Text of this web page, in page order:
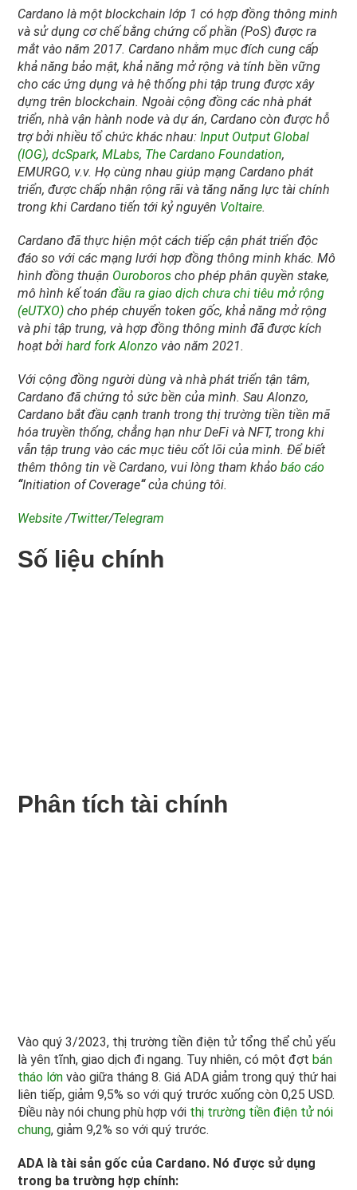
Cardano là một blockchain lớp 1 có hợp đồng thông minh
và sử dụng cơ chế bằng chứng cổ phần (PoS) được ra
mắt vào năm 2017. Cardano nhằm mục đích cung cấp
khả năng bảo mật, khả năng mở rộng và tính bền vững
cho các ứng dụng và hệ thống phi tập trung được xây
dựng trên blockchain. Ngoài cộng đồng các nhà phát
triển, nhà vận hành node và dự án, Cardano còn được hỗ
trợ bởi nhiều tổ chức khác nhau:Input Output Global
(IOG),dcSpark,MLabs, The Cardano Foundation,
EMURGO, v.v. Họ cùng nhau giúp mạng Cardano phát
triển, được chấp nhận rộng rãi và tăng năng lực tài chính
trong khi Cardano tiến tới kỷ nguyên Voltaire.
Cardano đã thực hiện một cách tiếp cận phát triển độc
đáo so với các mạng lưới hợp đồng thông minh khác. Mô
hình đồng thuận Ouroboroscho phép phân quyền stake,
mô hình kế toánđầu ra giao dịch chưa chi tiêu mở rộng
(eUTXO) cho phép chuyển token gốc, khả năng mở rộng
và phi tập trung, và hợp đồng thông minh đã được kích
hoạt bởihard fork Alonzo vào năm 2021.
Với cộng đồng người dùng và nhà phát triển tận tâm,
Cardano đã chứng tỏ sức bền của mình. Sau Alonzo,
Cardano bắt đầu cạnh tranh trong thị trường tiền tiền mã
hóa truyền thống, chẳng hạn như DeFi và NFT, trong khi
vẫn tập trung vào các mục tiêu cốt lõi của mình. Để biết
thêm thông tin về Cardano, vui lòng tham khảobáo cáo
“Initiation of Coverage“của chúng tôi.
Website/Twitter/Telegram
Số liệu chính
Phân tích tài chính
Vào quý 3/2023, thị trường tiền điện tử tổng thể chủ yếu
là yên tĩnh, giao dịch đi ngang. Tuy nhiên, có một đợt bán
tháo lớn vào giữa tháng 8. Giá ADA giảm trong quý thứ hai
liên tiếp, giảm 9,5% so với quý trước xuống còn 0,25 USD.
Điều này nói chung phù hợp với thị trường tiền điện tử nói
chung, giảm 9,2% so với quý trước.
ADA là tài sản gốc của Cardano. Nó được sử dụng
trong ba trường hợp chính: